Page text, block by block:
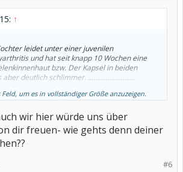
↑
leidet unter einer juvenilen
und hat seit knapp 10 Wochen eine
bzw. Der Kapsel in beiden
deutlich schlimmer. ..........................
über Rückmeldungen freuen.
Feld, um es in vollständiger Größe anzuzeigen.
wir hier würde uns über
dir freuen- wie gehts denn deiner
#6